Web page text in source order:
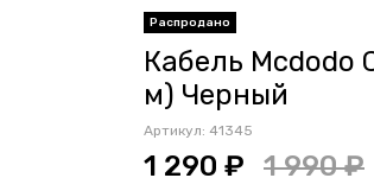
Распродано
Кабель Mcdodo
м) Черный
Артикул: 41345
1 290 ₽ 1 990 ₽